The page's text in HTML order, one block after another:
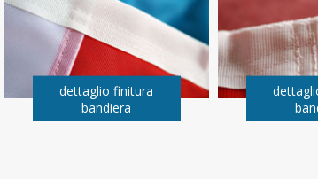
dettaglio finitura
bandiera